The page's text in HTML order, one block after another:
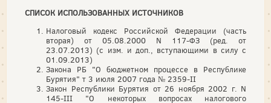
СПИСОК ИСПОЛЬЗОВАННЫХ ИСТОЧНИКОВ
Налоговый кодекс Российской Федерации (часть
вторая) от 05.08.2000 N 117-ФЗ (ред. от
23.07.2013) (с изм. и доп., вступающими в силу с
01.09.2013)
Закона РБ "О бюджетном процессе в Республике
Бурятия" т 3 июля 2007 года № 2359-II
Закон Республики Бурятия от 26 ноября 2002 г. N
145-III "О некоторых вопросах налогового